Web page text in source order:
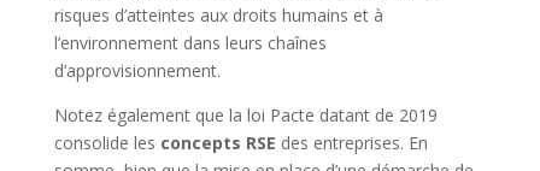
risques d’atteintes aux droits humains et à
l’environnement dans leurs chaînes
d’approvisionnement.
Notez également que la loi Pacte datant de 2019
consolide les concepts RSE des entreprises. En